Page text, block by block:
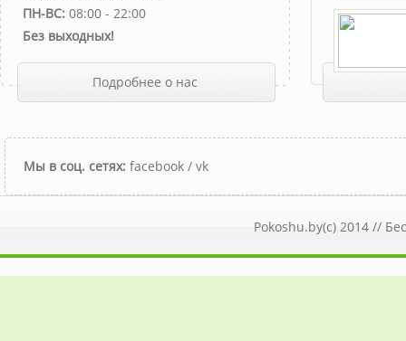
ПН-ВС: 08:00 - 22:00
Без выходных!
Подробнее о нас
Мы в соц. сетях: facebook / vk
Pokoshu.by(c) 2014 //